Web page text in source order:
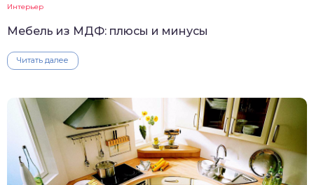
Интерьер
Мебель из МДФ: плюсы и минусы
Читать далее